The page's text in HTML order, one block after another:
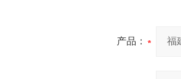
产品：